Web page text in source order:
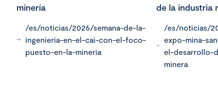
minería
/es/noticias/2026/semana-de-la-
ingenieria-en-el-cai-con-el-foco-
puesto-en-la-mineria
de la industria
/es/noticias/
expo-mina-
el-desarrollo-
minera